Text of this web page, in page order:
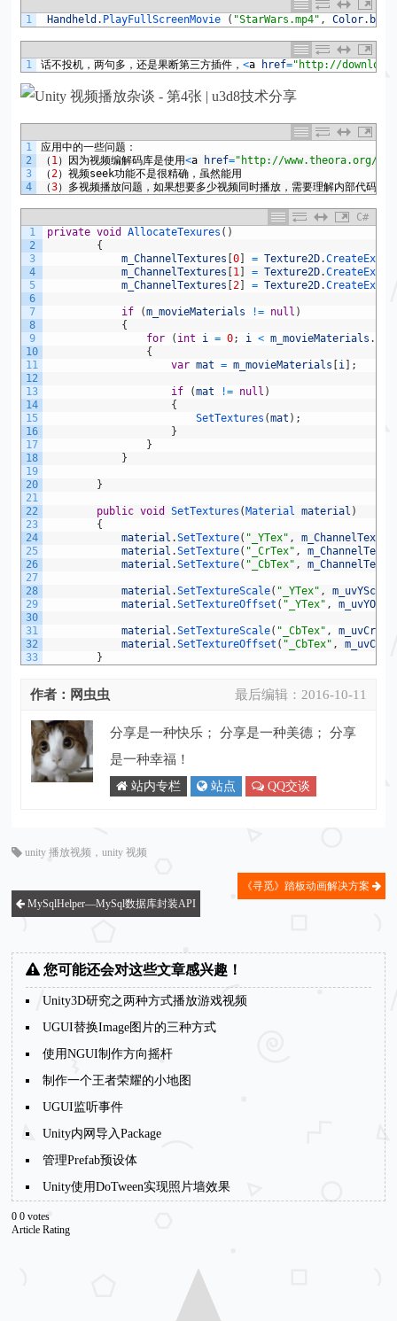
1 Handheld . PlayFullScreenMovie ( "StarWars.mp4" , Color.
1 话不投机，两句多，还是果断第三方插件，<a href="http://
1
2
3
4
应用中的一些问题：
（ 1）因为视频编解码库是使用<a href="http://www.theora.org/"
（2）视频seek功能不是很精确，虽然能用
（3）多视频播放问题，如果想要多少视频同时播放，需要理解内部代码
C#
1
2
3
4
5
6
7
8
9
10
11
12
13
14
15
16
17
18
19
20
21
22
23
24
25
26
27
28
29
30
31
32
33
private void AllocateTexures ( )
{
m_ChannelTextures [0 = Texture2D.
m_ChannelTextures
1 = Texture2D.
m_ChannelTextures [2 = Texture2D.
if (m_movieMaterials != null )
{
for
( int i = 0; i < m_movieMaterials .
{
var mat = m_movieMaterials i ;
if (mat != null )
{
SetTextures (mat ) ;
}
}
}
}
public void SetTextures ( Material material )
{
material .SetTexture( "_YTex" ,
material .SetTexture( "_CrTex" ,
material .SetTexture( "_CbTex" ,
material .SetTextureScale( "_YTex" , m_uvYScale
material .SetTextureOffset ( "_YTex" ,
material .SetTextureScale( "_CbTex" ,
material .SetTextureOffset ( "_CbTex" ,
}
最后编辑： 2016-10-11
作者：网虫虫
分享是一种快乐； 分享是一种美德； 分享
是一种幸福！
站内专栏 站点 QQ交谈
unity 播放视频 ，unity 视频
MySqlHelper—MySql数据库封装API
《寻觅》踏板动画解决方案
您可能还会对这些文章感兴趣！
Unity3D研究之两种方式播放游戏视频
UGUI替换Image图片的三种方式
使用NGUI制作方向摇杆
制作一个王者荣耀的小地图
UGUI监听事件
Unity内网导入Package
管理Prefab预设体
Unity使用DoTween实现照片墙效果
0 0 votes
Article Rating